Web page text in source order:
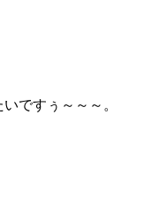
ですぅ～～～。